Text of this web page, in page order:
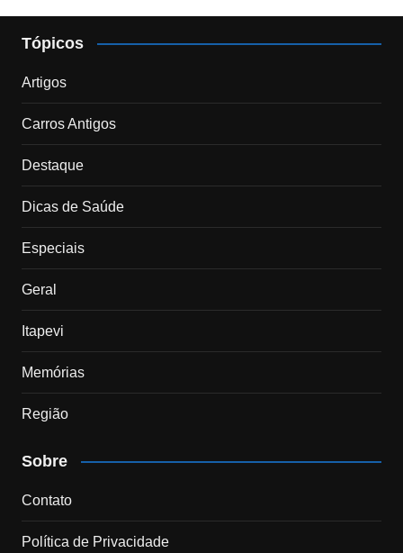
Tópicos
Artigos
Carros Antigos
Destaque
Dicas de Saúde
Especiais
Geral
Itapevi
Memórias
Região
Sobre
Contato
Política de Privacidade